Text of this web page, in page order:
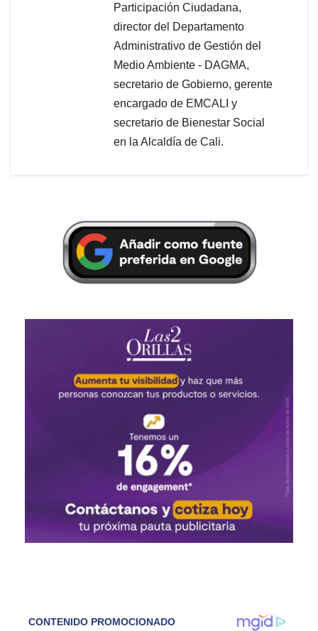
Participación Ciudadana,
director del Departamento
Administrativo de Gestión del
Medio Ambiente - DAGMA,
secretario de Gobierno, gerente
encargado de EMCALI y
secretario de Bienestar Social
en la Alcaldía de Cali.